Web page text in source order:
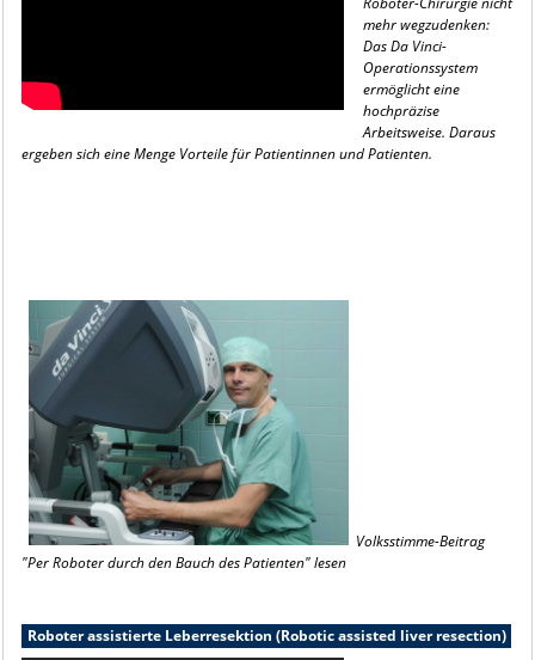
mehr wegzudenken:
Das Da Vinci-
Operationssystem
ermöglicht eine
hochpräzise
Arbeitsweise. Daraus
ergeben sich eine Menge Vorteile für Patientinnen und Patienten.
Volksstimme-Beitrag
"Per Roboter durch den Bauch des Patienten" lesen
Roboter assistierte Leberresektion (Robotic assisted liver resection)